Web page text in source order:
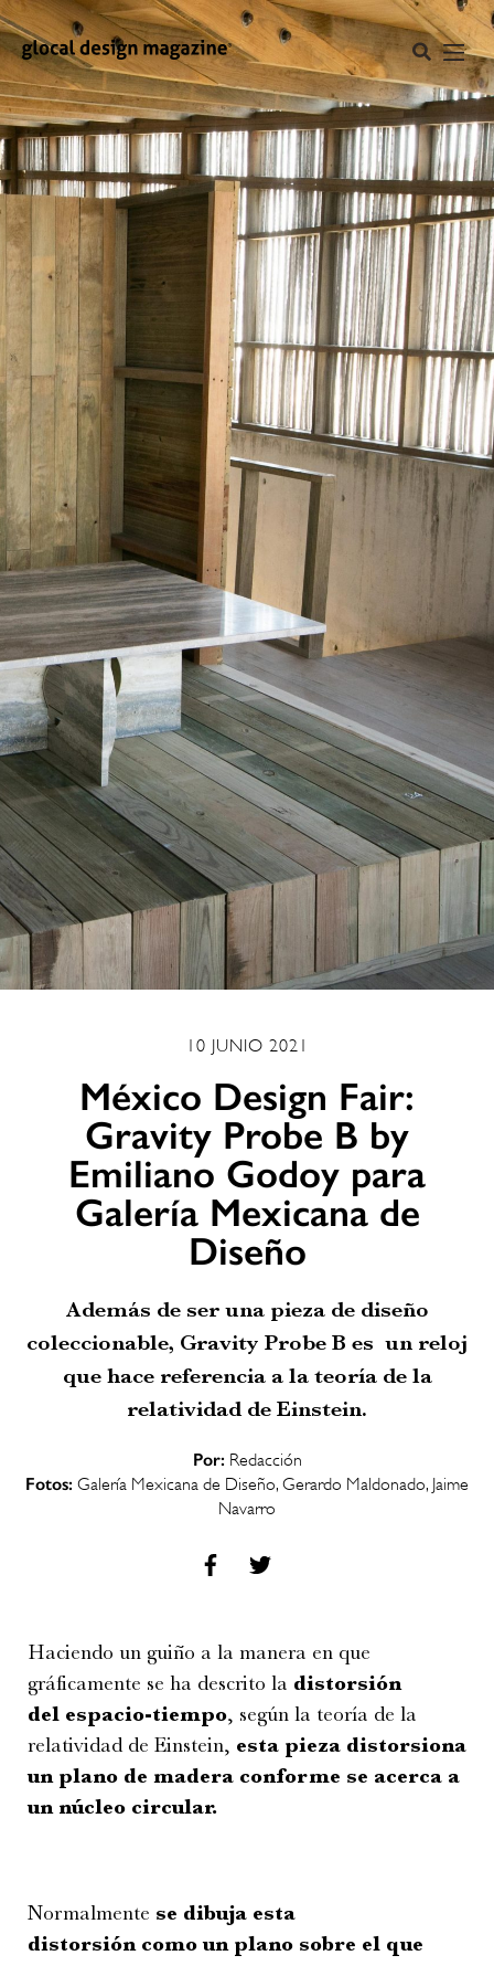
10 JUNIO 2021
México Design Fair:
Gravity Probe B by
Emiliano Godoy para
Galería Mexicana de
Diseño
Además de ser una pieza de diseño
coleccionable, Gravity Probe B es un reloj
que hace referencia a la teoría de la
relatividad de Einstein.
Por: Redacción
Fotos: Galería Mexicana de Diseño, Gerardo Maldonado, Jaime
Navarro
Haciendo un guiño a la manera en que
gráficamente se ha descrito la distorsión
del espacio-tiempo, según la teoría de la
relatividad de Einstein, esta pieza distorsiona
un plano de madera conforme se acerca a
un núcleo circular.
Normalmente se dibuja esta
distorsión como un plano sobre el que